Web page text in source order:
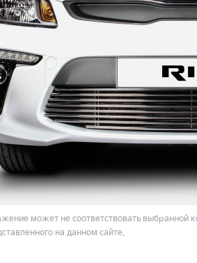
может не соответствовать выбранной
на данном сайте.